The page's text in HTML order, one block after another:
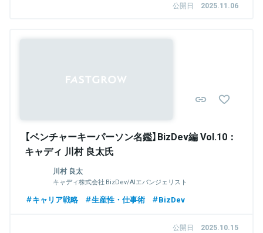
公開日 2025.11.06
【ベンチャーキーパーソン名鑑】BizDev編 Vol.10：
キャディ 川村 良太氏
川村 良太
キャディ株式会社 BizDev/AIエバンジェリスト
キャリア戦略 生産性・仕事術 BizDev
公開日 2025.10.15